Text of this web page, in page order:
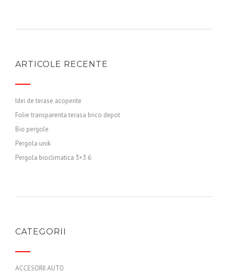
ARTICOLE RECENTE
Idei de terase acoperite
Folie transparenta terasa brico depot
Bio pergole
Pergola unik
Pergola bioclimatica 3×3 6
CATEGORII
ACCESORII AUTO